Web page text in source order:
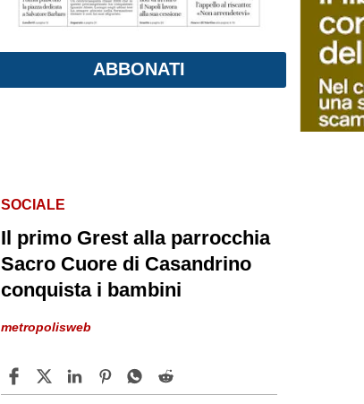
ABBONATI
SOCIALE
Il primo Grest alla parrocchia
Sacro Cuore di Casandrino
conquista i bambini
metropolisweb